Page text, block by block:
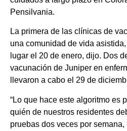
Pensilvania.
La primera de las clínicas de
una comunidad de vida
lugar el 20 de enero, dijo. Dos
vacunación de Juniper en
llevaron a cabo el 29 de
“Lo que hace este algoritmo es
quién de nuestros residentes
pruebas dos veces por